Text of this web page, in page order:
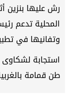
رش عليها بنزين
المحلية تدعم
وتفانيها في
طن قمامة